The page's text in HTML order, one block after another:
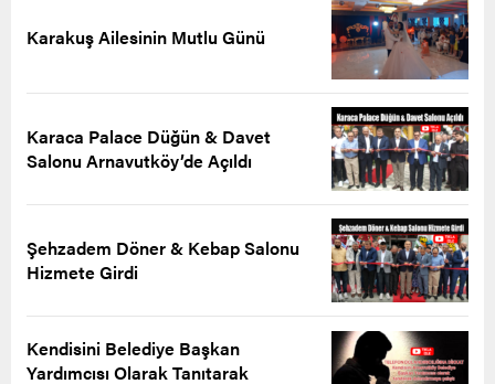
Karakuş Ailesinin Mutlu Günü
Karaca Palace Düğün & Davet
Salonu Arnavutköy’de Açıldı
Şehzadem Döner & Kebap Salonu
Hizmete Girdi
Kendisini Belediye Başkan
Yardımcısı Olarak Tanıtarak